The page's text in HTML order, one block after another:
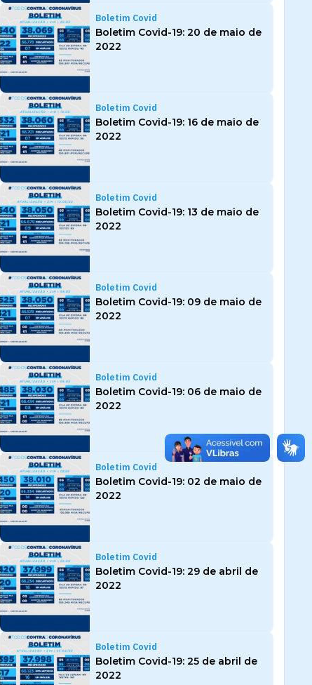
Boletim Covid
Boletim Covid-19: 20 de maio de
2022
Boletim Covid
Boletim Covid-19: 16 de maio de
2022
Boletim Covid
Boletim Covid-19: 13 de maio de
2022
Boletim Covid
Boletim Covid-19: 09 de maio de
2022
Boletim Covid
Boletim Covid-19: 06 de maio de
2022
Boletim Covid
Boletim Covid-19: 02 de maio de
2022
Boletim Covid
Boletim Covid-19: 29 de abril de
2022
Boletim Covid
Boletim Covid-19: 25 de abril de
2022